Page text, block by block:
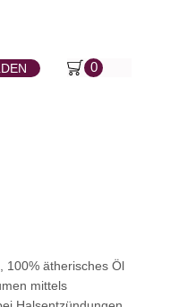
0
100% ätherisches Öl
mittels